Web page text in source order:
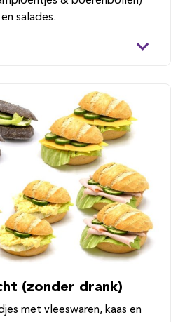
salades.
(zonder drank)
met vleeswaren, kaas en